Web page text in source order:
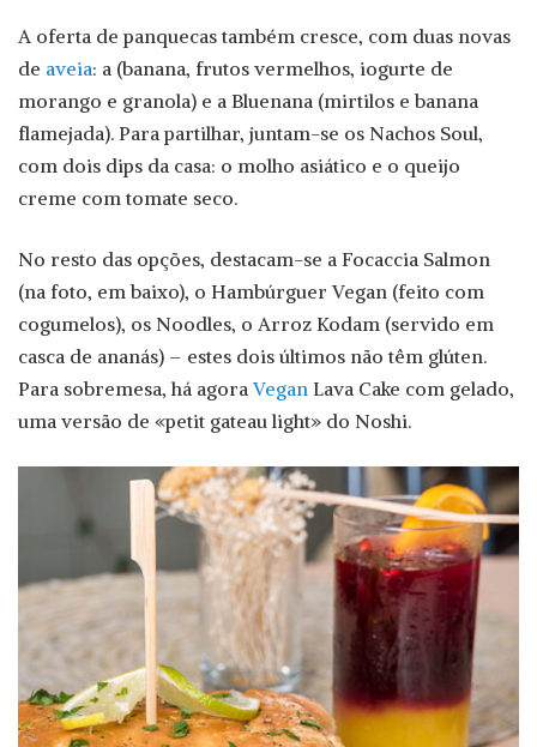
A oferta de panquecas também cresce, com duas novas
de aveia: a (banana, frutos vermelhos, iogurte de
morango e granola) e a Bluenana (mirtilos e banana
flamejada). Para partilhar, juntam-se os Nachos Soul,
com dois dips da casa: o molho asiático e o queijo
creme com tomate seco.
No resto das opções, destacam-se a Focaccia Salmon
(na foto, em baixo), o Hambúrguer Vegan (feito com
cogumelos), os Noodles, o Arroz Kodam (servido em
casca de ananás) – estes dois últimos não têm glúten.
Para sobremesa, há agoraVegan Lava Cake com gelado,
uma versão de «petit gateau light» do Noshi.